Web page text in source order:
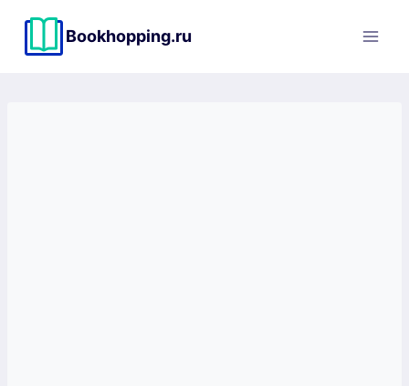
содержимому
Bookhopping.ru